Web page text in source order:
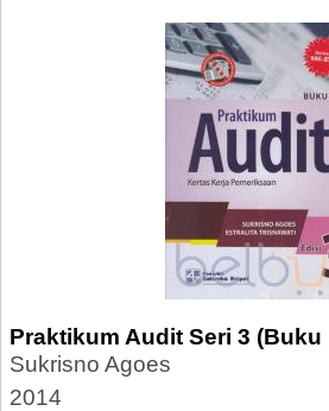
Praktikum Audit Seri 3 (Buku
Sukrisno Agoes
2014